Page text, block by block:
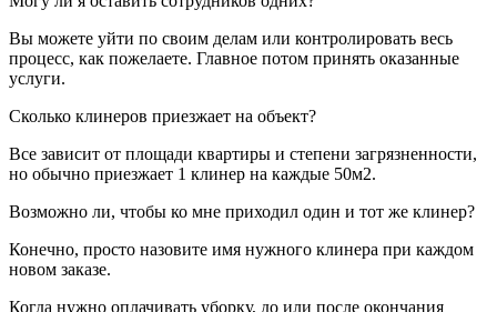
Вы можете уйти по своим делам или контролировать весь
процесс, как пожелаете. Главное потом принять оказанные
услуги.
Сколько клинеров приезжает на объект?
Все зависит от площади квартиры и степени загрязненности,
но обычно приезжает 1 клинер на каждые 50м2.
Возможно ли, чтобы ко мне приходил один и тот же клинер?
Конечно, просто назовите имя нужного клинера при каждом
новом заказе.
Когда нужно оплачивать уборку, до или после окончания